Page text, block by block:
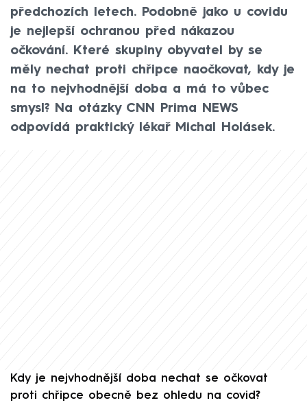
předchozích letech. Podobně jako u covidu
je nejlepší ochranou před nákazou
očkování. Které skupiny obyvatel by se
měly nechat proti chřipce naočkovat, kdy je
na to nejvhodnější doba a má to vůbec
smysl? Na otázky CNN Prima NEWS
odpovídá praktický lékař Michal Holásek.
Kdy je nejvhodnější doba nechat se očkovat
proti chřipce obecně bez ohledu na covid?